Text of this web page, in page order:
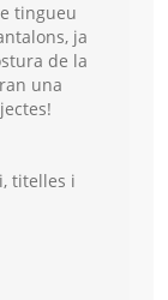
tingueu
ja
de la
una
titelles i